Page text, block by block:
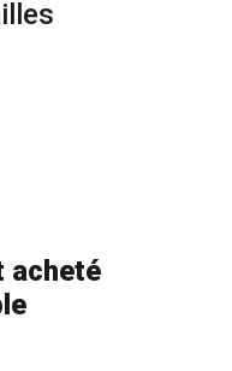
acheté